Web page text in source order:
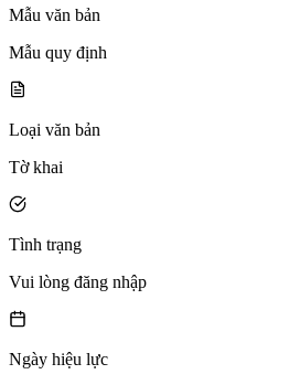
Mẫu văn bản
Mẫu quy định
Loại văn bản
Tờ khai
Tình trạng
Vui lòng đăng nhập
Ngày hiệu lực